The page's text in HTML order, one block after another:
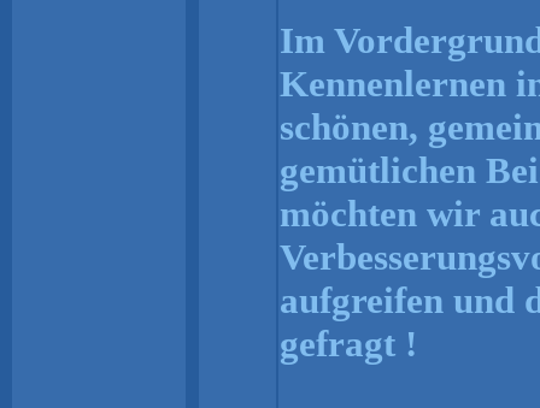
Im
Kennenlernen
schönen,
gemütlichen
möchten wir
aufgreifen und
gefragt !